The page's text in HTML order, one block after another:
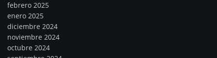
febrero 2025
enero 2025
diciembre 2024
noviembre 2024
octubre 2024